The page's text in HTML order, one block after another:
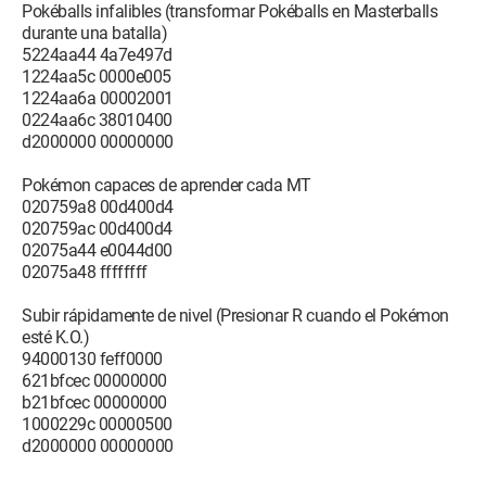
Pokéballs infalibles (transformar Pokéballs en Masterballs
durante una batalla)
5224aa44 4a7e497d
1224aa5c 0000e005
1224aa6a 00002001
0224aa6c 38010400
d2000000 00000000
Pokémon capaces de aprender cada MT
020759a8 00d400d4
020759ac 00d400d4
02075a44 e0044d00
02075a48 ffffffff
Subir rápidamente de nivel (Presionar R cuando el Pokémon
esté K.O.)
94000130 feff0000
621bfcec 00000000
b21bfcec 00000000
1000229c 00000500
d2000000 00000000